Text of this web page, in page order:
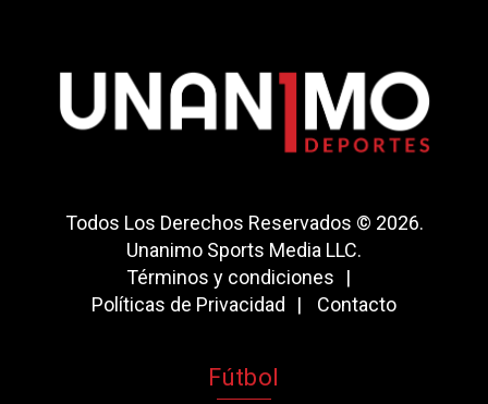
Todos Los Derechos Reservados © 2026.
Unanimo Sports Media LLC.
Términos y condiciones
Políticas de Privacidad
Contacto
Fútbol